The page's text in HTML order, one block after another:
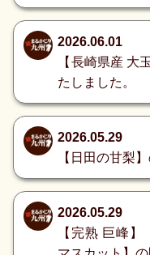
2026.06.01
【長崎県産 大
たしました。
2026.05.29
【日田の甘梨
2026.05.29
【完熟 巨峰